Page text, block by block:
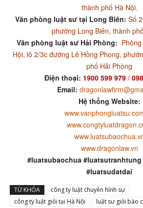
thành phố Hà Nội.
Văn phòng luật sư tại Long Biên: Số
phường Long Biên, thành
Văn phòng luật sư Hải Phòng:
Hội, lô 2/3c đường Lê Hồng Phong,
phố Hải Phòng
Điện thoại: 1900 599 979/
Email:
Hệ thống Website:
www.dragonlaw.vn
#luatsubaochua #luatsutranhtung
#luatsudatdai
TỪ KHÓA
công ty luật chuyên hình sự
công ty luật giỏi tại Hà Nội
luật sư giỏi bào